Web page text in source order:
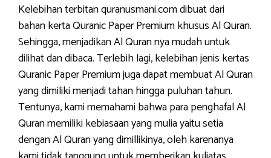
Kelebihan terbitan quranusmani.com dibuat dari
bahan kerta Quranic Paper Premium khusus Al Quran.
Sehingga, menjadikan Al Quran nya mudah untuk
dilihat dan dibaca. Terlebih lagi, kelebihan jenis kertas
Quranic Paper Premium juga dapat membuat Al Quran
yang dimiliki menjadi tahan hingga puluhan tahun.
Tentunya, kami memahami bahwa para penghafal Al
Quran memiliki kebiasaan yang mulia yaitu setia
dengan Al Quran yang dimillikinya, oleh karenanya